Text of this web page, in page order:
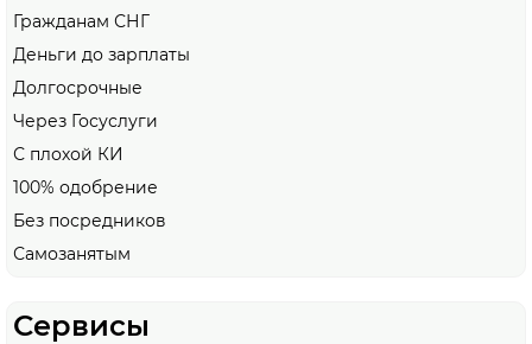
Гражданам СНГ
Деньги до зарплаты
Долгосрочные
Через Госуслуги
С плохой КИ
100% одобрение
Без посредников
Самозанятым
Сервисы